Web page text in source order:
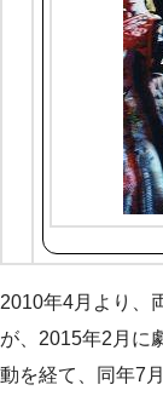
2010年4月より、
が、2015年2月に
動を経て、同年7